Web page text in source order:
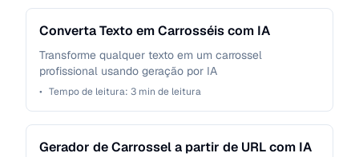
Converta Texto em Carrosséis com IA
Transforme qualquer texto em um carrossel
profissional usando geração por IA
• Tempo de leitura: 3 min de leitura
Gerador de Carrossel a partir de URL com IA